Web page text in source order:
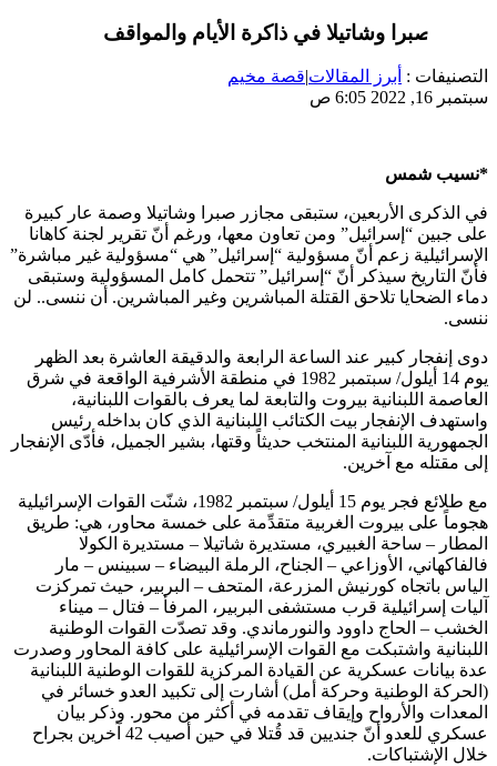
مجازر صبرا وشاتيلا في ذاكرة الأيام والمواقف
التصنيفات : أبرز المقالات|قصة مخيم
سبتمبر 16, 2022 6:05 ص
*نسيب شمس
في الذكرى الأربعين، ستبقى مجازر صبرا وشاتيلا وصمة عار كبيرة
على جبين “إسرائيل” ومن تعاون معها، ورغم أنّ تقرير لجنة كاهانا
الإسرائيلية زعم أنّ مسؤولية “إسرائيل” هي “مسؤولية غير مباشرة”
فأنّ التاريخ سيذكر أنّ “إسرائيل” تتحمل كامل المسؤولية وستبقى
دماء الضحايا تلاحق القتلة المباشرين وغير المباشرين. أن ننسى.. لن
ننسى.
دوى إنفجار كبير عند الساعة الرابعة والدقيقة العاشرة بعد الظهر
يوم 14 أيلول/ سبتمبر 1982 في منطقة الأشرفية الواقعة في شرق
العاصمة اللبنانية بيروت والتابعة لما يعرف بالقوات اللبنانية،
واستهدف الإنفجار بيت الكتائب اللبنانية الذي كان بداخله رئيس
الجمهورية اللبنانية المنتخب حديثاً وقتها، بشير الجميل، فأدّى الإنفجار
إلى مقتله مع آخرين.
مع طلائع فجر يوم 15 أيلول/ سبتمبر 1982، شنّت القوات الإسرائيلية
هجوماً على بيروت الغربية متقدِّمة على خمسة محاور، هي: طريق
المطار – ساحة الغبيري، مستديرة شاتيلا – مستديرة الكولا
فالفاكهاني، الأوزاعي – الجناح، الرملة البيضاء – سبينس – مار
الياس باتجاه كورنيش المزرعة، المتحف – البربير، حيث تمركزت
آليات إسرائيلية قرب مستشفى البربير، المرفأ – فتال – ميناء
الخشب – الحاج داوود والنورماندي. وقد تصدّت القوات الوطنية
اللبنانية واشتبكت مع القوات الإسرائيلية على كافة المحاور وصدرت
عدة بيانات عسكرية عن القيادة المركزية للقوات الوطنية اللبنانية
(الحركة الوطنية وحركة أمل) أشارت إلى تكبيد العدو خسائر في
المعدات والأرواح وإيقاف تقدمه في أكثر من محور. وذكر بيان
عسكري للعدو أنّ جنديين قد قُتلا في حين أُصيب 42 آخرين بجراح
خلال الإشتباكات.